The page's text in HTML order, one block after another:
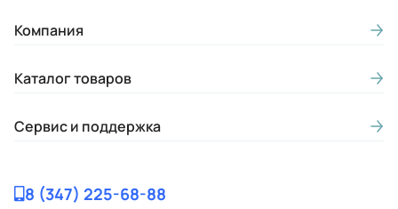
Компания
Каталог товаров
Сервис и поддержка
8 (347) 225-68-88